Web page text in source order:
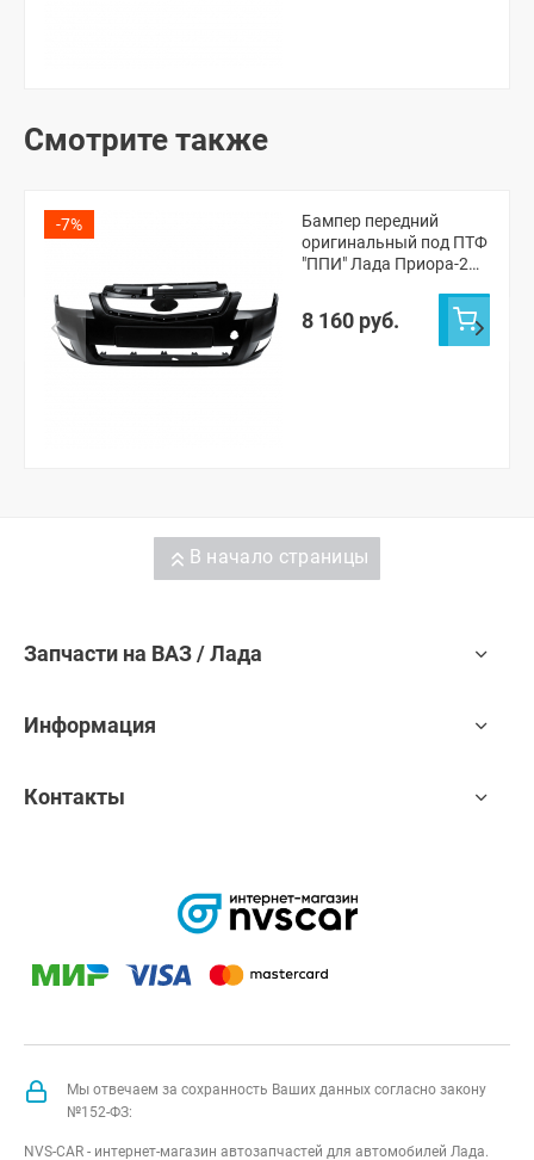
Смотрите также
-7%
Бампер передний
оригинальный под ПТФ
"ППИ" Лада Приора-2
8 160 руб.
В начало страницы
Запчасти на ВАЗ / Лада
Информация
Контакты
Мы отвечаем за сохранность Ваших данных согласно закону
№152-ФЗ:
NVS-CAR - интернет-магазин автозапчастей для автомобилей Лада.